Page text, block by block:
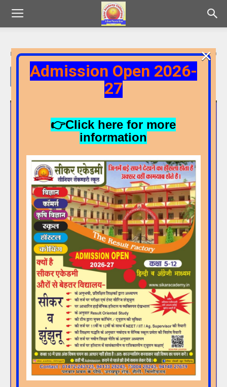
By Admin - 16/06/2025 0
129
Admission Open 2026-
27
👉Click here for more
information
×